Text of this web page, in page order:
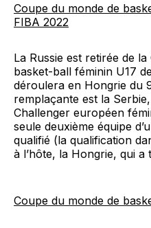
Coupe du monde de
FIBA 2022
La Russie est retirée de
basket-ball féminin U17
déroulera en Hongrie du
remplaçante est la
Challenger européen
seule deuxième équipe
qualifié (la qualification
à l’hôte, la Hongrie, qui a
Coupe du monde de